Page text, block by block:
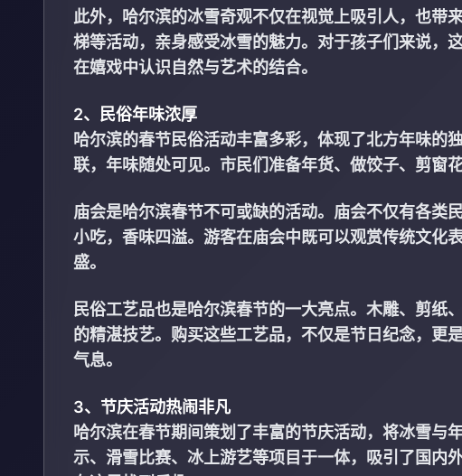
此外，哈尔滨的冰雪奇观不仅在视觉上吸引人，也带
梯等活动，亲身感受冰雪的魅力。对于孩子们来说，
在嬉戏中认识自然与艺术的结合。
2、民俗年味浓厚
哈尔滨的春节民俗活动丰富多彩，体现了北方年味的
联，年味随处可见。市民们准备年货、做饺子、剪窗
庙会是哈尔滨春节不可或缺的活动。庙会不仅有各类
小吃，香味四溢。游客在庙会中既可以观赏传统文化
盛。
民俗工艺品也是哈尔滨春节的一大亮点。木雕、剪纸
的精湛技艺。购买这些工艺品，不仅是节日纪念，更
气息。
3、节庆活动热闹非凡
哈尔滨在春节期间策划了丰富的节庆活动，将冰雪与
示、滑雪比赛、冰上游艺等项目于一体，吸引了国内